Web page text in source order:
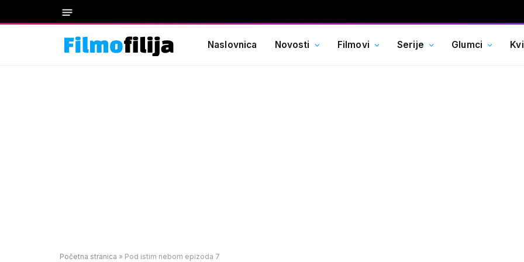
Naslovnica Novosti Filmovi Serije Glumci
Početna stranica » Pod istim nebom epizoda 7